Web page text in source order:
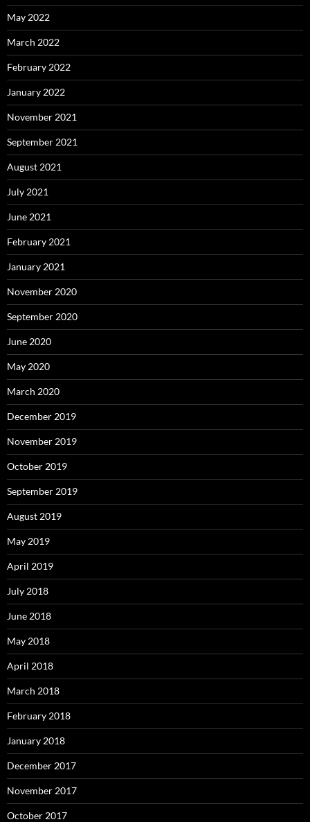
May 2022
March 2022
February 2022
January 2022
November 2021
September 2021
August 2021
July 2021
June 2021
February 2021
January 2021
November 2020
September 2020
June 2020
May 2020
March 2020
December 2019
November 2019
October 2019
September 2019
August 2019
May 2019
April 2019
July 2018
June 2018
May 2018
April 2018
March 2018
February 2018
January 2018
December 2017
November 2017
October 2017